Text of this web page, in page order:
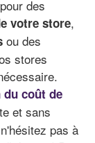
des
votre store,
ou des
stores
du coût de
et sans
pas à